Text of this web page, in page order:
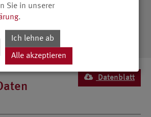
Datenblatt
Sie in unserer
.
Ich lehne ab
Alle akzeptieren